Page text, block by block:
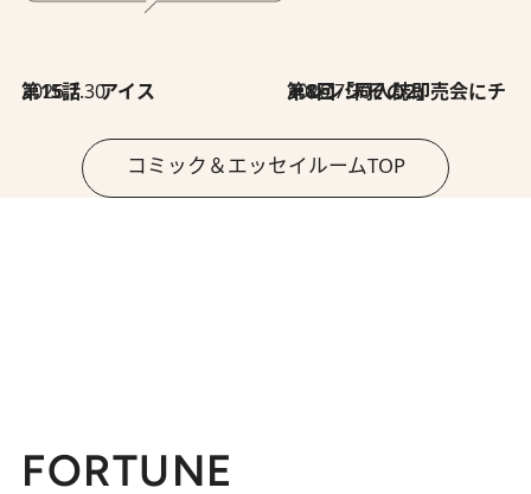
2026.7.30
第15話 アイス 2026.7.30
第8回「同人誌即売会にチャレンジ その2」
コミック＆エッセイルームTOP
FORTUNE